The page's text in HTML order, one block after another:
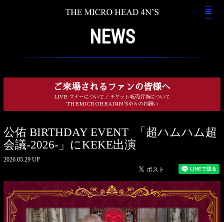
NEWS
ご来場されるファンの皆様へ
LIVE マナーについて / チケット転売行為について
THEMICROHEAD4N'Sからのお願い
公佑 BIRTHDAY EVENT 「超ハムハム超
会議-2026-」にKEKE出演
2026.05.29 UP